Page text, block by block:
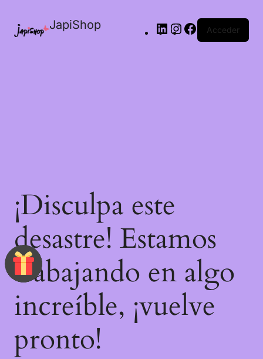
JapiShop Acceder
¡Disculpa este
desastre! Estamos
trabajando en algo
increíble, ¡vuelve
pronto!